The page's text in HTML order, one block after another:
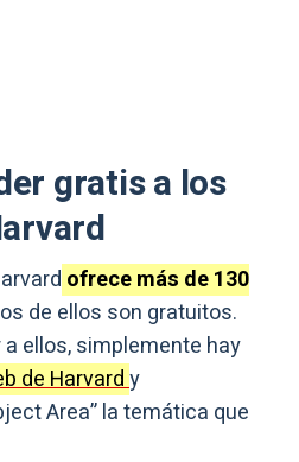
gratis a los
ofrece más de 130
de ellos son gratuitos.
ellos, simplemente hay
de Harvardy
Area” la temática que